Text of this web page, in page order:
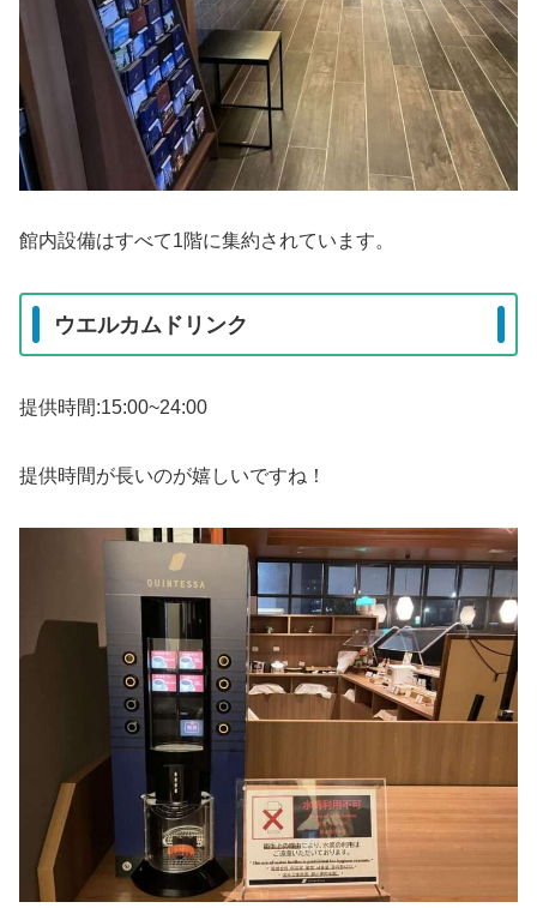
館内設備はすべて1階に集約されています。
ウエルカムドリンク
提供時間:15:00~24:00
提供時間が長いのが嬉しいですね！